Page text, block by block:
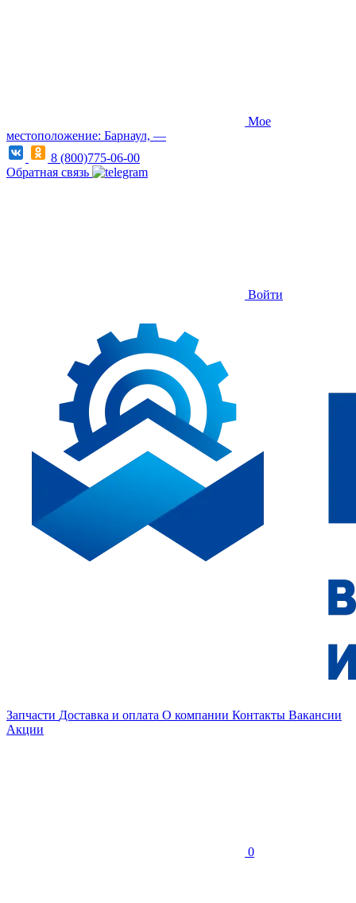
Мое
местоположение: Барнаул, —
8 (800)775-06-00
Обратная связь
Войти
Запчасти Доставка и оплата О компании Контакты Вакансии
Акции
0